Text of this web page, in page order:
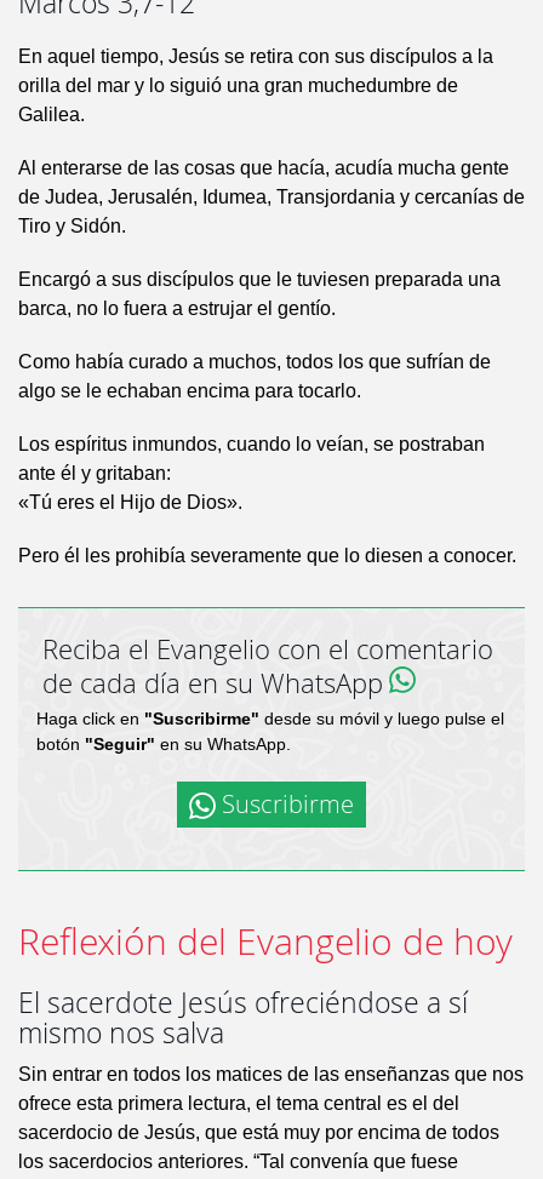
En aquel tiempo, Jesús se retira con sus discípulos a la
orilla del mar y lo siguió una gran muchedumbre de
Galilea.
Al enterarse de las cosas que hacía, acudía mucha gente
de Judea, Jerusalén, Idumea, Transjordania y cercanías de
Tiro y Sidón.
Encargó a sus discípulos que le tuviesen preparada una
barca, no lo fuera a estrujar el gentío.
Como había curado a muchos, todos los que sufrían de
algo se le echaban encima para tocarlo.
Los espíritus inmundos, cuando lo veían, se postraban
ante él y gritaban:
«Tú eres el Hijo de Dios».
Pero él les prohibía severamente que lo diesen a conocer.
Reciba el Evangelio con el comentario
de cada día en su WhatsApp
Haga click en "Suscribirme" desde su móvil y luego pulse el
botón "Seguir" en su WhatsApp.
Suscribirme
Reflexión del Evangelio de hoy
El sacerdote Jesús ofreciéndose a sí
mismo nos salva
Sin entrar en todos los matices de las enseñanzas que nos
ofrece esta primera lectura, el tema central es el del
sacerdocio de Jesús, que está muy por encima de todos
los sacerdocios anteriores. “Tal convenía que fuese